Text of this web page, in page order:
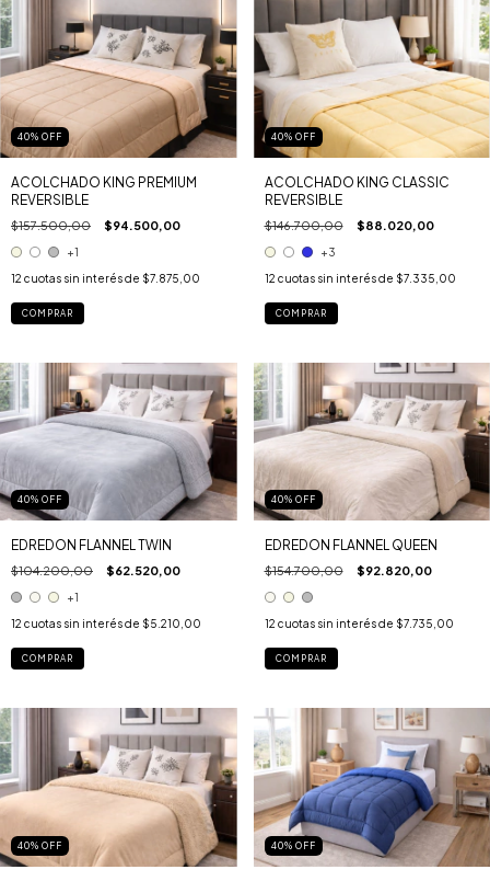
40% OFF
ACOLCHADO KING PREMIUM
REVERSIBLE
$157.500,00 $94.500,00
+1
12 cuotas sin interés de $7.875,00
COMPRAR
40% OFF
ACOLCHADO KING CLASSIC
REVERSIBLE
$146.700,00 $88.020,00
+3
12 cuotas sin interés de $7.335,00
COMPRAR
40% OFF
EDREDON FLANNEL TWIN
$104.200,00 $62.520,00
+1
12 cuotas sin interés de $5.210,00
COMPRAR
40% OFF
EDREDON FLANNEL QUEEN
$154.700,00 $92.820,00
12 cuotas sin interés de $7.735,00
COMPRAR
40% OFF 40% OFF